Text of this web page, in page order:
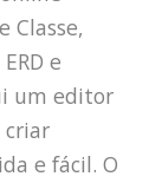
Classe,
e
um editor
criar
e fácil. O